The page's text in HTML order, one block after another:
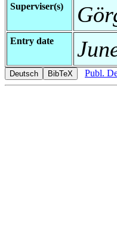
Superviser(s)
Entry date
Publ.